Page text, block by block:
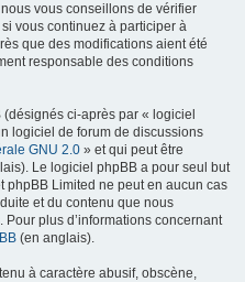
vous conseillons de vérifier
vous continuez à participer à
que des modifications aient été
responsable des conditions
ci-après par « logiciel
logiciel de forum de discussions
GNU 2.0 » et qui peut être
Le logiciel phpBB a pour seul but
phpBB Limited ne peut en aucun cas
et du contenu que nous
plus d’informations concernant
(en anglais).
à caractère abusif, obscène,